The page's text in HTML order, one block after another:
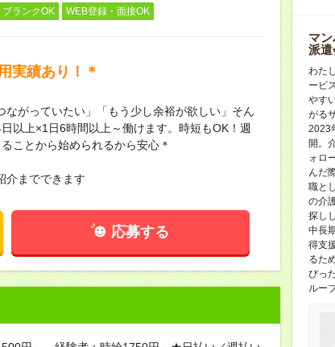
ブランクOK WEB登録・面接OK
実績あり！＊
ながっていたい」「もう少し余裕が欲しい」そん
以上×1日6時間以上～働けます。時短もOK！週
ことから始められるから安心＊
介までできます
応募する
マ
派遣
わた
ービ
やす
がる
2023
開。
ォロ
んだ
職と
の介
探し
中長
得支
るた
ぴっ
ルー